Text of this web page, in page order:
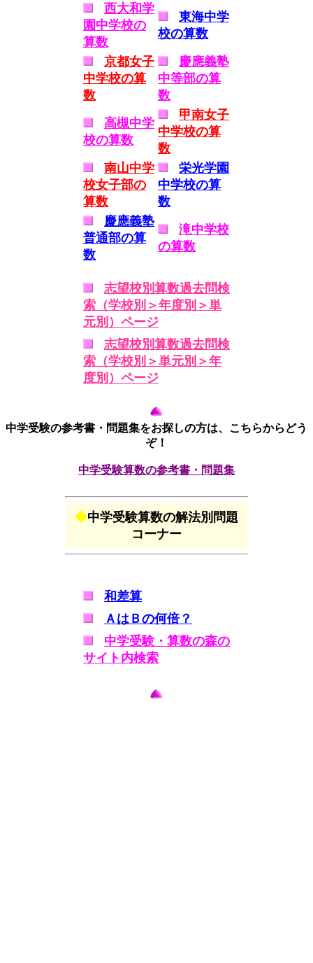
西大和学
園中学校の
算数
東海中学
校の算数
京都女子
中学校の算
数
慶應義塾
中等部の算
数
高槻中学
校の算数
甲南女子
中学校の算
数
南山中学
校女子部の
算数
栄光学園
中学校の算
数
慶應義塾
普通部の算
数
滝中学校
の算数
志望校別算数過去問検
索（学校別＞年度別＞単
元別）ページ
志望校別算数過去問検
索（学校別＞単元別＞年
度別）ページ
中学受験の参考書・問題集をお探しの方は、こちらからどう
ぞ！
中学受験算数の参考書・問題集
◆中学受験算数の解法別問題
コーナー
和差算
ＡはＢの何倍？
中学受験・算数の森の
サイト内検索